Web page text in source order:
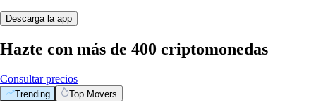
Descarga la app
Hazte con más de 400 criptomonedas
Consultar precios
Trending Top Movers